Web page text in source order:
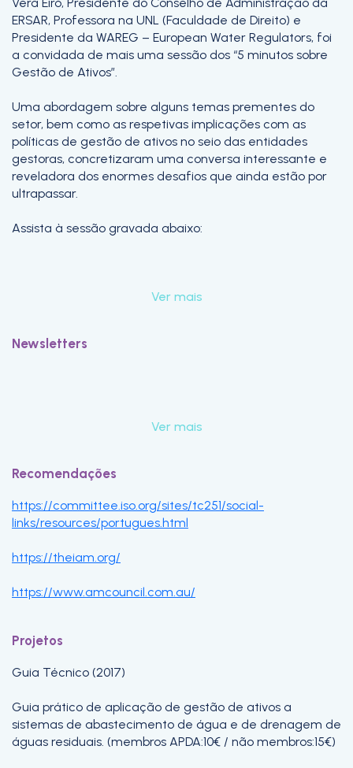
ERSAR, Professora na UNL (Faculdade de Direito) e
Presidente da WAREG – European Water Regulators, foi
a convidada de mais uma sessão dos “5 minutos sobre
Gestão de Ativos”.
​Uma abordagem sobre alguns temas prementes do
setor, bem como as respetivas implicações com as
políticas de gestão de ativos no seio das entidades
gestoras, concretizaram uma conversa interessante e
reveladora dos enormes desafios que ainda estão por
ultrapassar.
​Assista à sessão gravada abaixo:
Ver mais
Newsletters
Ver mais
Recomendações
https://committee.iso.org/sites/tc251/social-
links/resources/portugues.html
https://theiam.org/
https://www.amcouncil.com.au/
Projetos
Guia Técnico (2017)
Guia prático de aplicação de gestão de ativos a
sistemas de abastecimento de água e de drenagem de
águas residuais. (membros APDA:10€ / não membros:15€)